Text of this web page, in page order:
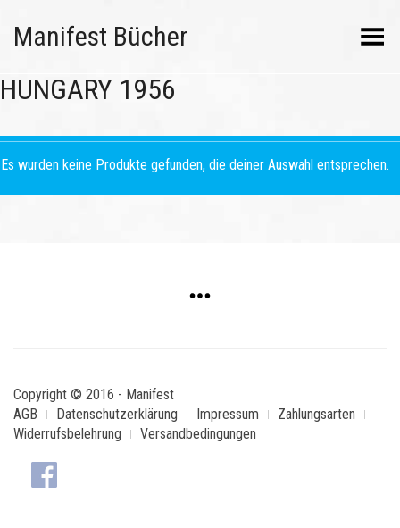
Manifest Bücher Menü umschalten
HUNGARY 1956
Es wurden keine Produkte gefunden, die deiner Auswahl entsprechen.
Copyright © 2016 - Manifest
AGB
Datenschutzerklärung Impressum
Zahlungsarten
Widerrufsbelehrung
Versandbedingungen